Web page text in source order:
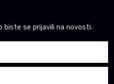
biste se prijavili na novosti.